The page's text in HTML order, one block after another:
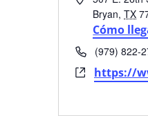
Bryan, TX
Cómo
Teléfono(979) 822-
Páginahttps://